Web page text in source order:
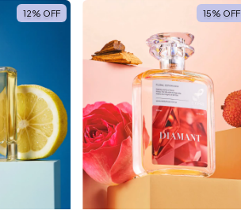
12% OFF 15% OFF